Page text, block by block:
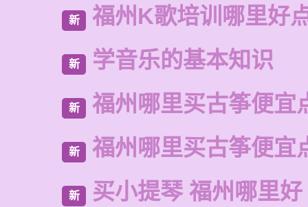
新 福州K歌培训哪里好
新 学音乐的基本知识
新 福州哪里买古筝便宜
新 福州哪里买古筝便宜
新 买小提琴 福州哪里好